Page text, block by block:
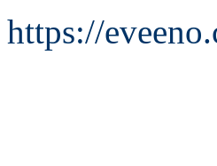
https://